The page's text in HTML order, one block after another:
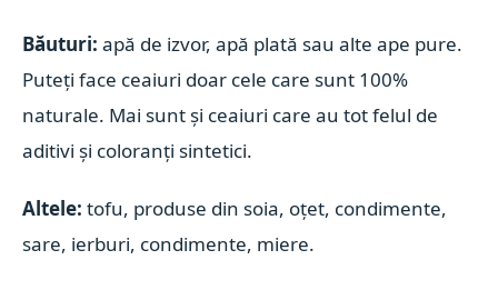
Băuturi: apă de izvor, apă plată sau alte ape pure.
Puteți face ceaiuri doar cele care sunt 100%
naturale. Mai sunt și ceaiuri care au tot felul de
aditivi și coloranți sintetici.
Altele: tofu, produse din soia, oțet, condimente,
sare, ierburi, condimente, miere.